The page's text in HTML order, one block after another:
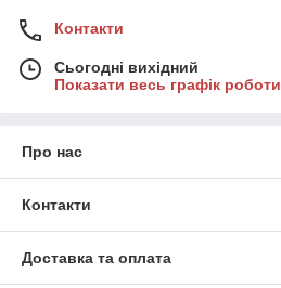
Контакти
Сьогодні вихідний
Показати весь графік роботи
Про нас
Контакти
Доставка та оплата